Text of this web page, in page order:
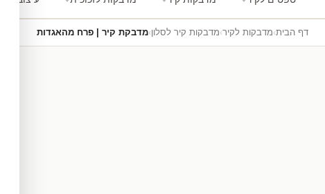
דף הבית›מדבקות לקיר›מדבקות קיר לסלון›מדבקת קיר | פרח מהאגדות